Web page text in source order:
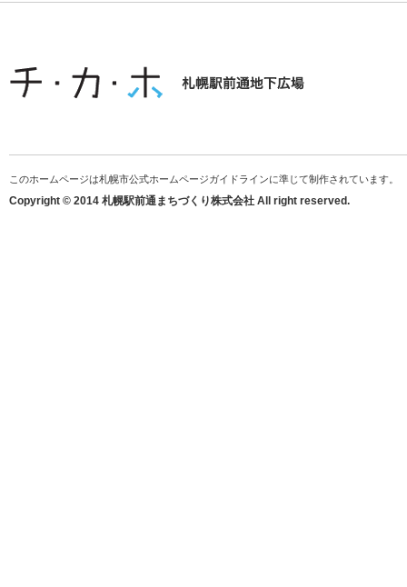
このホームページは札幌市公式ホームページガイドラインに準じて制作されています。
Copyright © 2014 札幌駅前通まちづくり株式会社 All right reserved.